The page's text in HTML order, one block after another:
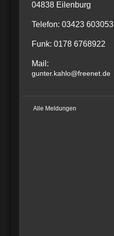
04838 Eilenburg
Telefon: 03423 603053
Funk: 0178 6768922
Mail:
gunter.kahlo@freenet.de
Alle Meldungen